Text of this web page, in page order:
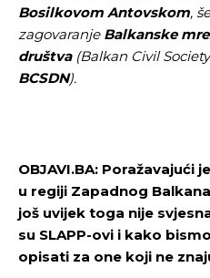
Bosilkovom Antovskom,
zagovaranje Balkanske
društva (Balkan Civil
BCSDN).
OBJAVI.BA: Poražavajući
u regiji Zapadnog
još uvijek toga nije
su SLAPP-ovi i kako
opisati za one koji ne